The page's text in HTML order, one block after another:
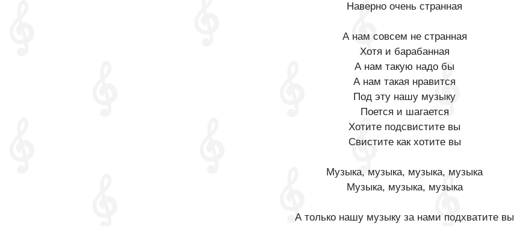
Наверно очень странная
А нам совсем не странная
Хотя и барабанная
А нам такую надо бы
А нам такая нравится
Под эту нашу музыку
Поется и шагается
Хотите подсвистите вы
Свистите как хотите вы
Музыка, музыка, музыка, музыка
Музыка, музыка, музыка
А только нашу музыку за нами подхватите вы